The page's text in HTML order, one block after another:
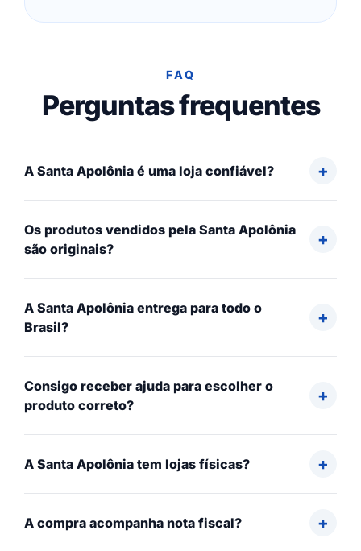
FAQ
Perguntas frequentes
A Santa Apolônia é uma loja confiável?
Os produtos vendidos pela Santa Apolônia
são originais?
A Santa Apolônia entrega para todo o
Brasil?
Consigo receber ajuda para escolher o
produto correto?
A Santa Apolônia tem lojas físicas?
A compra acompanha nota fiscal?